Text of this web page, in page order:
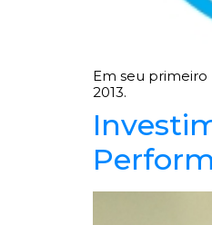
Em seu primeiro
2013.